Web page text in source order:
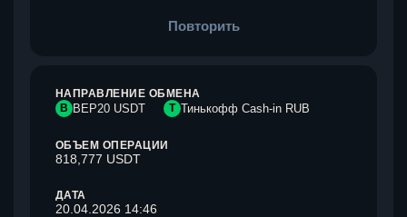
Повторить
НАПРАВЛЕНИЕ ОБМЕНА
B BEP20 USDT Т Тинькофф Cash-in RUB
ОБЪЕМ ОПЕРАЦИИ
818,777 USDT
ДАТА
20.04.2026 14:46